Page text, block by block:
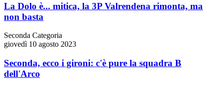
La Dolo è... mitica, la 3P Valrendena rimonta, ma
non basta
Seconda Categoria
giovedì 10 agosto 2023
Seconda, ecco i gironi: c'è pure la squadra B
dell'Arco